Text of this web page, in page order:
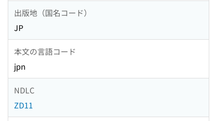
出版地（国名コード）
JP
本文の言語コード
jpn
NDLC
ZD11